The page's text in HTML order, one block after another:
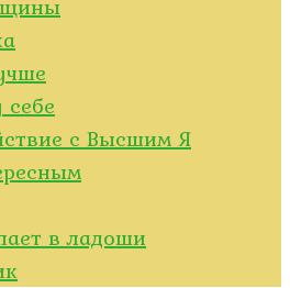
себе
с Высшим Я
в ладоши